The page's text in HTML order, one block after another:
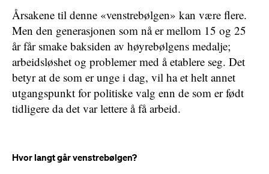
Årsakene til denne «venstrebølgen» kan være flere.
Men den generasjonen som nå er mellom 15 og 25
år får smake baksiden av høyrebølgens medalje;
arbeidsløshet og problemer med å etablere seg. Det
betyr at de som er unge i dag, vil ha et helt annet
utgangspunkt for politiske valg enn de som er født
tidligere da det var lettere å få arbeid.
Hvor langt går venstrebølgen?